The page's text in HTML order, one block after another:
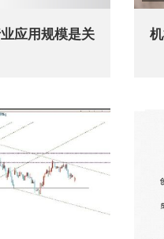
应用规模是关